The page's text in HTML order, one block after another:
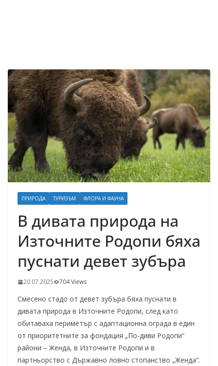
ПРИРОДА ТУРИЗЪМ ФЛОРА И ФАУНА
В дивата природа на
Източните Родопи бяха
пуснати девет зубъра
20.07.2025 704 Views
Смесено стадо от девет зубъра бяха пуснати в
дивата природа в Източните Родопи, след като
обитаваха периметър с адаптационна ограда в един
от приоритетните за фондация „По-диви Родопи“
райони – Женда, в Източните Родопи и в
партньорство с Държавно ловно стопанство „Женда“.